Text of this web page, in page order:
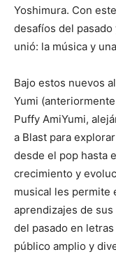
Yoshimura. Con
desafíos del
unió: la música y
Bajo estos nuevos
Yumi
Puffy AmiYumi,
a Blast para
desde el pop hasta
crecimiento y
musical les permite
aprendizajes de
del pasado en
público amplio y